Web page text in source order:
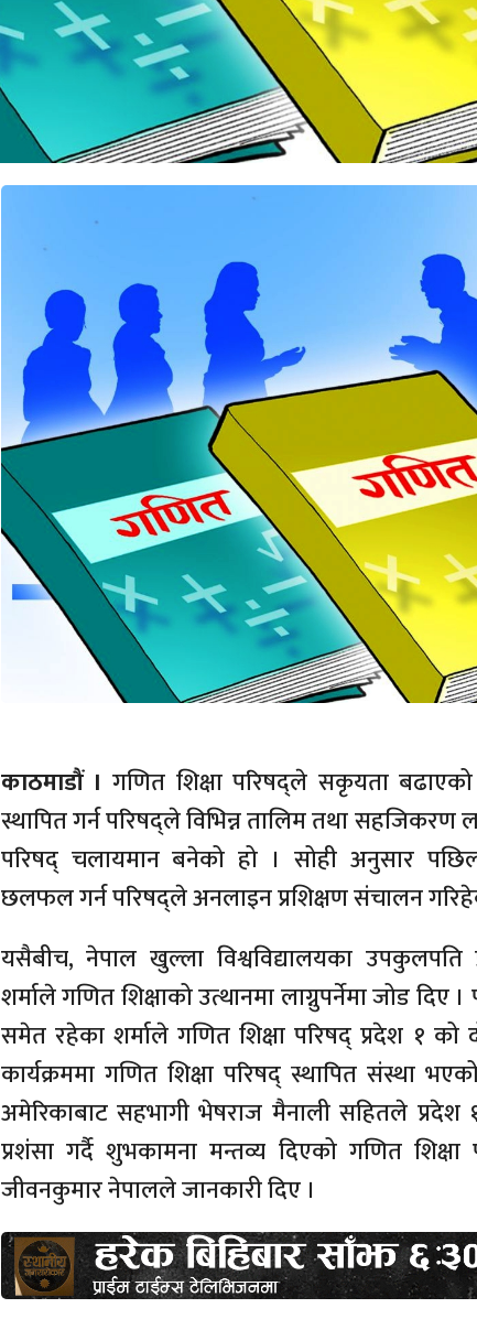
काठमाडौं । गणित शिक्षा परिषद्ले सकृयता
स्थापित गर्न परिषद्ले विभिन्न तालिम तथा सहजिकरण
परिषद् चलायमान बनेको हो । सोही अनुसार
छलफल गर्न परिषद्ले अनलाइन प्रशिक्षण संचालन
यसैबीच, नेपाल खुल्ला विश्वविद्यालयका उपकुलपति
शर्माले गणित शिक्षाको उत्थानमा लाग्नुपर्नेमा जोड दिए
समेत रहेका शर्माले गणित शिक्षा परिषद् प्रदेश १ को
कार्यक्रममा गणित शिक्षा परिषद् स्थापित संस्था
अमेरिकाबाट सहभागी भेषराज मैनाली सहितले
प्रशंसा गर्दै शुभकामना मन्तव्य दिएको गणित
जीवनकुमार नेपालले जानकारी दिए ।